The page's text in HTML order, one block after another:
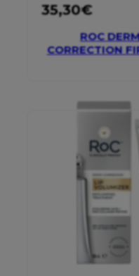
35,30€
ROC
CORRECTION